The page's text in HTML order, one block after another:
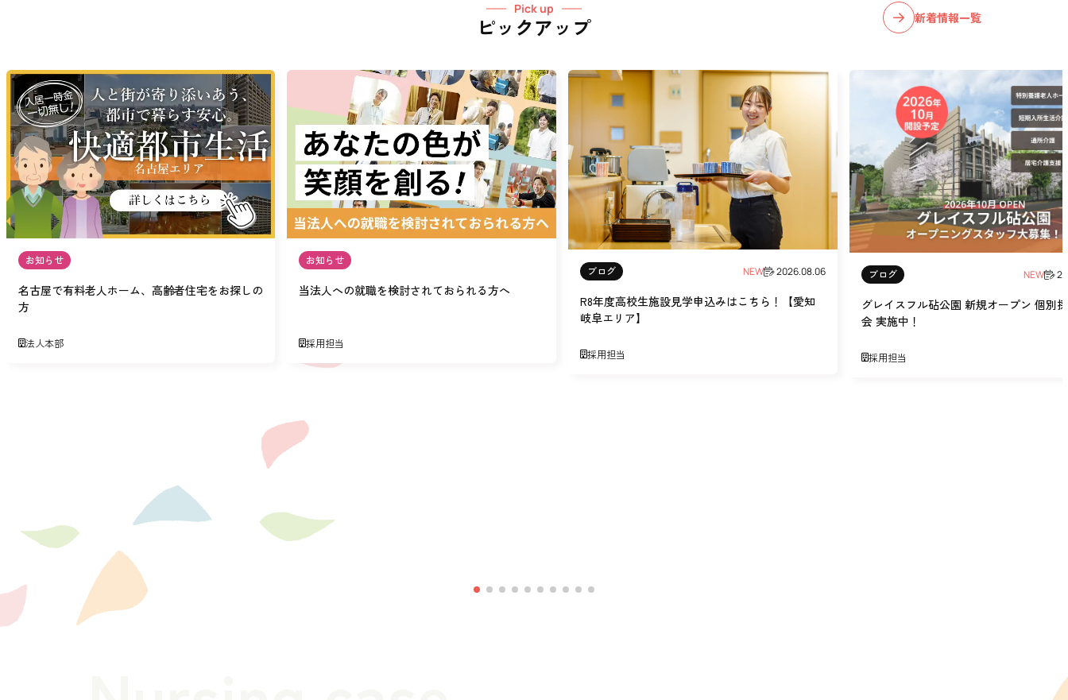
Pick up
ピックアップ 新着情報一覧
お知らせ
名古屋で有料老人ホーム、高齢者住宅をお探しの
方
法人本部
お知らせ
当法人への就職を検討されておられる方へ
採用担当
ブログ NEW 2026.08.06
R8年度高校生施設見学申込みはこちら！【愛知
岐阜エリア】
採用担当
ブログ NEW
グレイスフル砧公園 新規オープン 個別
会 実施中！
採用担当